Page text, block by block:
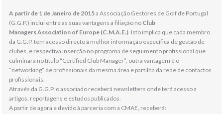
A partir de 1 de Janeiro de 2015a Associação Gestores de Golf de Portugal
(G.G.P.) inclui entre as suas vantagens a filiação no Club
ManagersAssociation of Europe (C.M.A.E.). Isto implica que cada membro
da G.G.P. tem acesso directo à melhor informação específica de gestão de
clubes, e respectiva inserção no programa de seguimento profissional que
culminará no título “Certified Club Manager”, outra vantagem é o
“networking” de profissionais da mesma área e partilha da rede de contactos
profissionais.
Através da G.G.P. o associado receberá newsletters onde terá acesso a
artigos, reportagens e estudos publicados.
A partir de agora e devido à parceria com a CMAE, receberá: